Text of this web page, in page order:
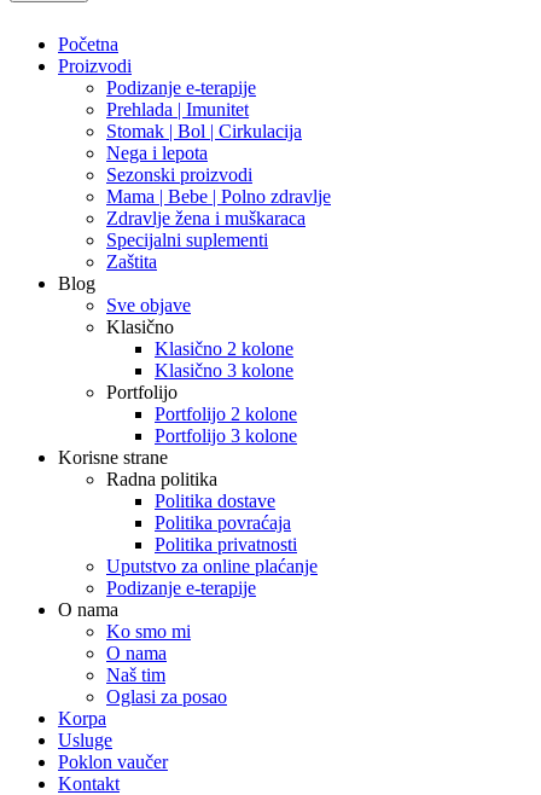
Početna
Proizvodi
Podizanje e-terapije
Prehlada | Imunitet
Stomak | Bol | Cirkulacija
Nega i lepota
Sezonski proizvodi
Mama | Bebe | Polno zdravlje
Zdravlje žena i muškaraca
Specijalni suplementi
Zaštita
Blog
Sve objave
Klasično
Klasično 2 kolone
Klasično 3 kolone
Portfolijo
Portfolijo 2 kolone
Portfolijo 3 kolone
Korisne strane
Radna politika
Politika dostave
Politika povraćaja
Politika privatnosti
Uputstvo za online plaćanje
Podizanje e-terapije
O nama
Ko smo mi
O nama
Naš tim
Oglasi za posao
Korpa
Usluge
Poklon vaučer
Kontakt